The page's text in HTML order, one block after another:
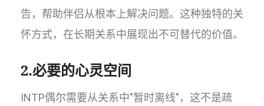
告，帮助伴侣从根本上解决问题。这种独特的关
怀方式，在长期关系中展现出不可替代的价值。
2.必要的心灵空间
INTP偶尔需要从关系中"暂时离线"，这不是疏